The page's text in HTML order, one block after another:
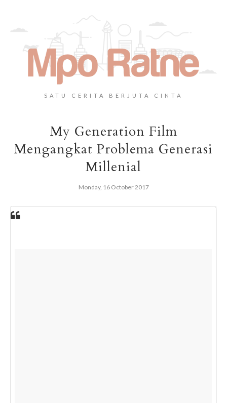
SATU CERITA BERJUTA CINTA
My Generation Film
Mengangkat Problema Generasi
Millenial
Monday, 16 October 2017